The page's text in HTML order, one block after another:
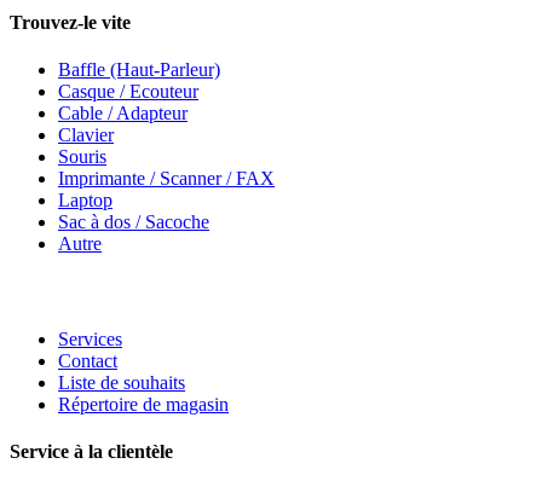
Trouvez-le vite
Baffle (Haut-Parleur)
Casque / Ecouteur
Cable / Adapteur
Clavier
Souris
Imprimante / Scanner / FAX
Laptop
Sac à dos / Sacoche
Autre
Services
Contact
Liste de souhaits
Répertoire de magasin
Service à la clientèle